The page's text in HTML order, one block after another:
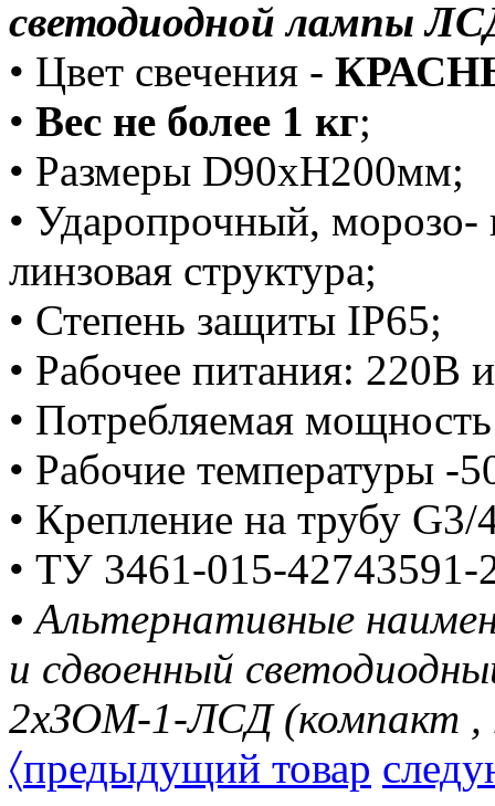
светодиодной лампы
• Цвет свечения -
• Вес не более 1 кг;
• Размеры D90хН200мм;
• Ударопрочный,
линзовая структура;
• Степень защиты IP65;
• Рабочее питания: 220В
• Потребляемая
• Рабочие температуры
• Крепление на трубу G3/
• ТУ 3461-015-42743591-
• Альтернативные
и сдвоенный
2хЗОМ-1-ЛСД (компакт ,
〈предыдущий товар